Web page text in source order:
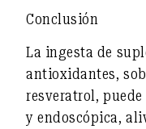
Conclusión
La ingesta de
antioxidantes,
resveratrol, puede
y endoscópica,